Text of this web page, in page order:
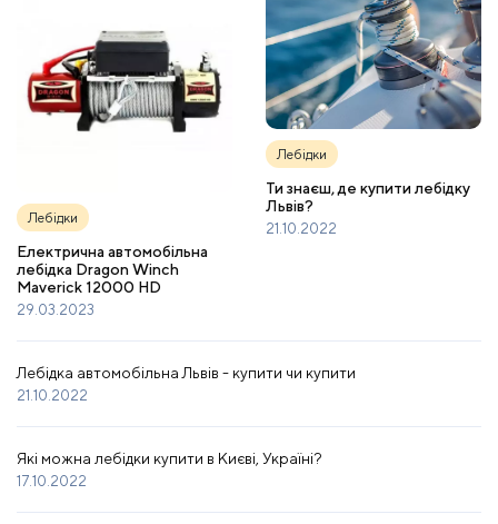
Лебідки
Електрична автомобільна
лебідка Dragon Winch
Maverick 12000 HD
29.03.2023
Лебідки
Ти знаєш, де купити лебідку
Львів?
21.10.2022
Лебідка автомобільна Львів - купити чи купити
21.10.2022
Які можна лебідки купити в Києві, Україні?
17.10.2022